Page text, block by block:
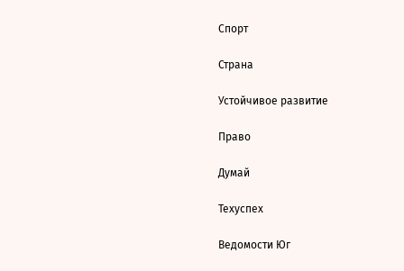
Спорт
Страна
Устойчивое развитие
Право
Думай
Техуспех
Ведомости Юг